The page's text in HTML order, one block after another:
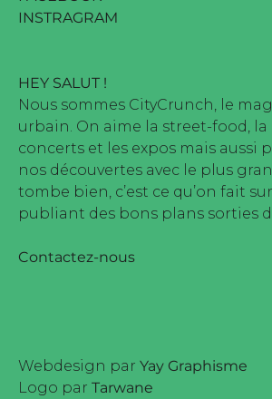
INSTRAGRAM
HEY SALUT !
Nous sommes CityCrunch, le
urbain. On aime la street-food, la
concerts et les expos mais aussi
nos découvertes avec le plus
tombe bien, c’est ce qu’on fait
publiant des bons plans sorties
Contactez-nous
Webdesign par Yay Graphisme
Logo par Tarwane